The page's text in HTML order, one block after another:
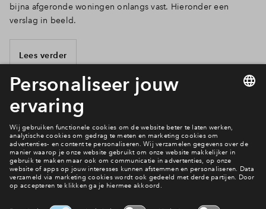
bijna afgeronde woningen onlangs vast. Hieronder een
verslag in beeld.
Lees verder
Heb je een vraag?
Bekijk de veel gestelde eens...